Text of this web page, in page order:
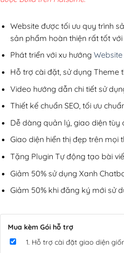
Website được tối ưu quy trình
sản phẩm hoàn thiện rất tốt
Phát triển với xu hướng
Hỗ trợ cài đặt, sử dụng
Video hướng dẫn chi tiết sử
Thiết kế chuẩn SEO, tối ưu
Dễ dàng quản lý, giao diện tùy
Giao diện hiển thị đẹp trên mọi
Tặng Plugin Tự động tạo bài
Giảm 50% sử dụng Xanh
Giảm 50% khi đăng ký mới sử
Mua kèm Gói hỗ trợ
1. Hỗ trợ cài đặt giao diện